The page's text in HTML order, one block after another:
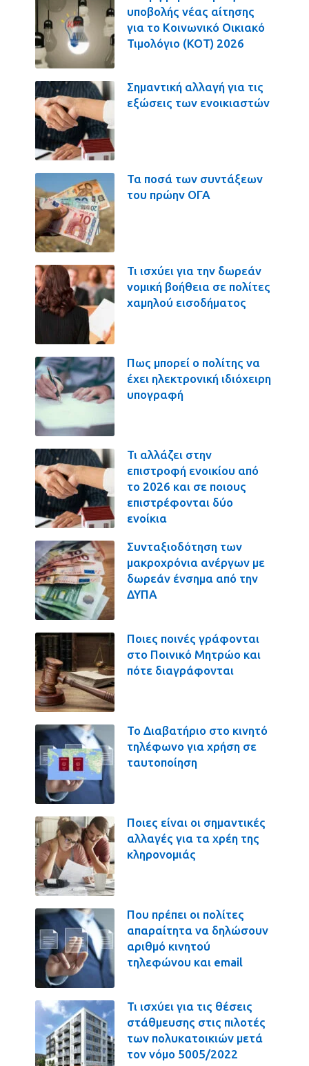
υποβολής νέας αίτησης
για το Κοινωνικό Οικιακό
Τιμολόγιο (ΚΟΤ) 2026
Σημαντική αλλαγή για τις
εξώσεις των ενοικιαστών
Τα ποσά των συντάξεων
του πρώην ΟΓΑ
Τι ισχύει για την δωρεάν
νομική βοήθεια σε πολίτες
χαμηλού εισοδήματος
Πως μπορεί ο πολίτης να
έχει ηλεκτρονική ιδιόχειρη
υπογραφή
Τι αλλάζει στην
επιστροφή ενοικίου από
το 2026 και σε ποιους
επιστρέφονται δύο
ενοίκια
Συνταξιοδότηση των
μακροχρόνια ανέργων με
δωρεάν ένσημα από την
ΔΥΠΑ
Ποιες ποινές γράφονται
στο Ποινικό Μητρώο και
πότε διαγράφονται
Το Διαβατήριο στο κινητό
τηλέφωνο για χρήση σε
ταυτοποίηση
Ποιες είναι οι σημαντικές
αλλαγές για τα χρέη της
κληρονομιάς
Που πρέπει οι πολίτες
απαραίτητα να δηλώσουν
αριθμό κινητού
τηλεφώνου και email
Τι ισχύει για τις θέσεις
στάθμευσης στις πιλοτές
των πολυκατοικιών μετά
τον νόμο 5005/2022